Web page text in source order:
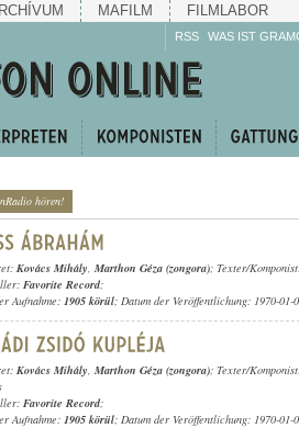
MAFILM FILMLABOR
RSS WAS IST
hören!
Kovács Mihály, Marthon Géza (zongora); Texter/
Favorite Record;
Aufnahme: 1905 körül; Datum der Veröffentlichung: 1970-01-
Kovács Mihály, Marthon Géza (zongora); Texter/
Favorite Record;
Aufnahme: 1905 körül; Datum der Veröffentlichung: 1970-01-